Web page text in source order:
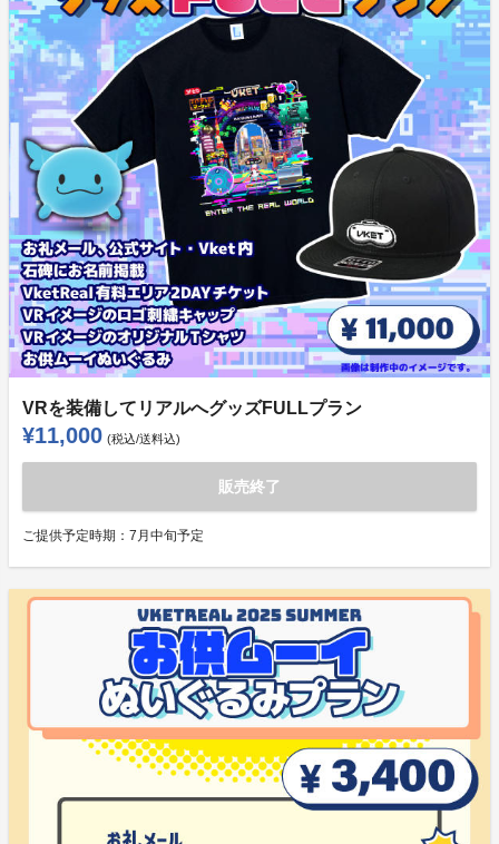
VRを装備してリアルへグッズFULLプラン
¥11,000 (税込/送料込)
販売終了
ご提供予定時期： 7月中旬予定